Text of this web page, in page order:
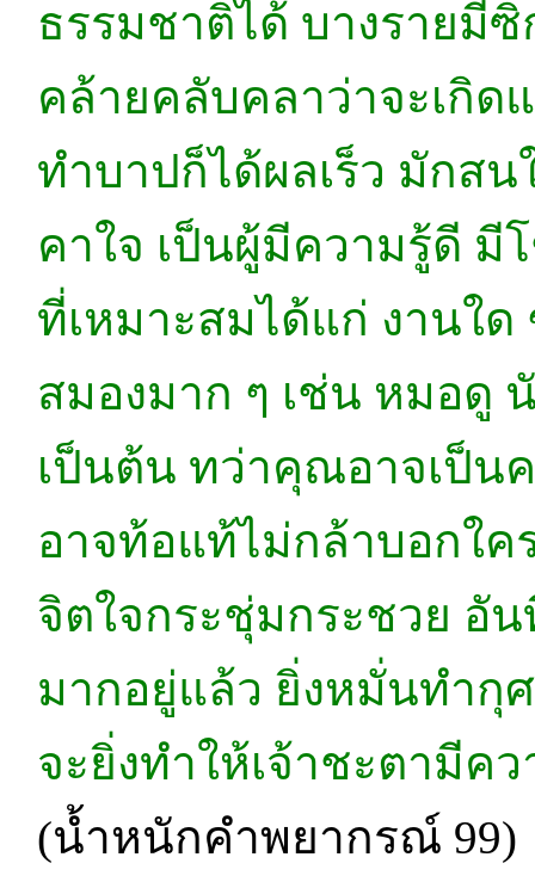
ธรรมชาติได้ บางรายมี
คล้ายคลับคลาว่าจะเกิด
ทำบาปก็ได้ผลเร็ว มักสน
คาใจ เป็นผู้มีความรู้ดี
ที่เหมาะสมได้แก่ งานใ
สมองมาก ๆ เช่น หมอดู
เป็นต้น ทว่าคุณอาจเป็น
อาจท้อแท้ไม่กล้าบอกใ
จิตใจกระชุ่มกระชวย อั
มากอยู่แล้ว ยิ่งหมั่นทำกุ
จะยิ่งทำให้เจ้าชะตามีค
(น้ำหนักคำพยากรณ์ 99)